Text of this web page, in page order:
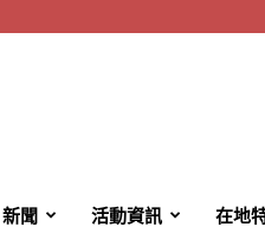
新聞 活動資訊 在地